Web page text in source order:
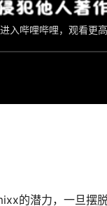
的潜力，一旦摆脱